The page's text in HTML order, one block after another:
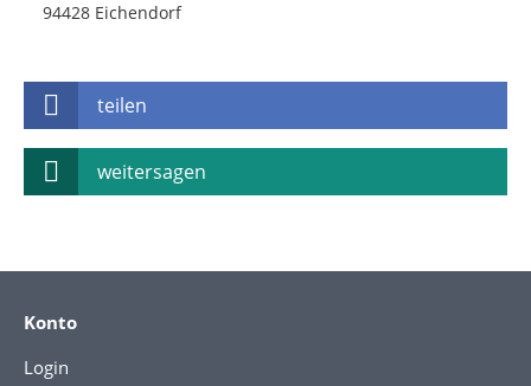
94428 Eichendorf
teilen
weitersagen
Konto
Login